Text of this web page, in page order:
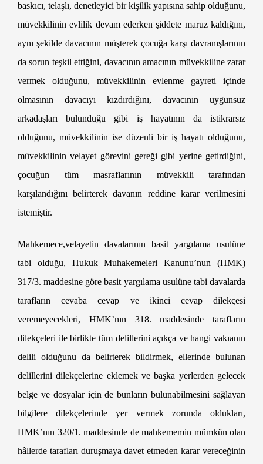
baskıcı, telaşlı, denetleyici bir kişilik yapısına sahip olduğunu,
müvekkilinin evlilik devam ederken şiddete maruz kaldığını,
aynı şekilde davacının müşterek çocuğa karşı davranışlarının
da sorun teşkil ettiğini, davacının amacının müvekkiline zarar
vermek olduğunu, müvekkilinin evlenme gayreti içinde
olmasının davacıyı kızdırdığını, davacının uygunsuz
arkadaşları bulunduğu gibi iş hayatının da istikrarsız
olduğunu, müvekkilinin ise düzenli bir iş hayatı olduğunu,
müvekkilinin velayet görevini gereği gibi yerine getirdiğini,
çocuğun tüm masraflarının müvekkili tarafından
karşılandığını belirterek davanın reddine karar verilmesini
istemiştir.
Mahkemece,velayetin davalarının basit yargılama usulüne
tabi olduğu, Hukuk Muhakemeleri Kanunu’nun (HMK)
317/3. maddesine göre basit yargılama usulüne tabi davalarda
tarafların cevaba cevap ve ikinci cevap dilekçesi
veremeyecekleri, HMK’nın 318. maddesinde tarafların
dilekçeleri ile birlikte tüm delillerini açıkça ve hangi vakıanın
delili olduğunu da belirterek bildirmek, ellerinde bulunan
delillerini dilekçelerine eklemek ve başka yerlerden gelecek
belge ve dosyalar için de bunların bulunabilmesini sağlayan
bilgilere dilekçelerinde yer vermek zorunda oldukları,
HMK’nın 320/1. maddesinde de mahkememin mümkün olan
hâllerde tarafları duruşmaya davet etmeden karar vereceğinin